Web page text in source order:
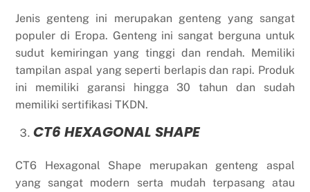
Jenis genteng ini merupakan genteng yang sangat
populer di Eropa. Genteng ini sangat berguna untuk
sudut kemiringan yang tinggi dan rendah. Memiliki
tampilan aspal yang seperti berlapis dan rapi. Produk
ini memiliki garansi hingga 30 tahun dan sudah
memiliki sertifikasi TKDN.
CT6 HEXAGONAL SHAPE
CT6 Hexagonal Shape merupakan genteng aspal
yang sangat modern serta mudah terpasang atau